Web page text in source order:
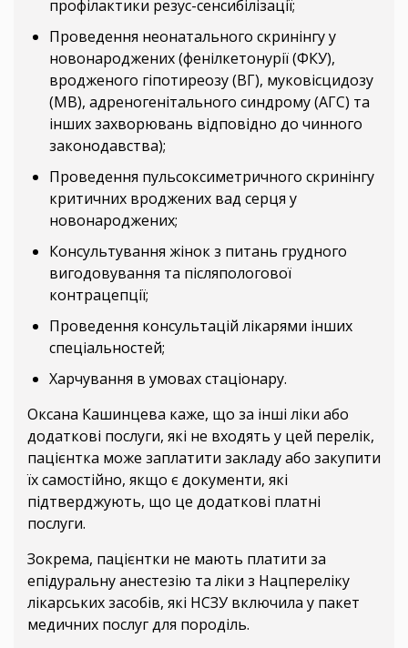
профілактики резус-сенсибілізації;
Проведення неонатального скринінгу у
новонароджених (фенілкетонурії (ФКУ),
вродженого гіпотиреозу (ВГ), муковісцидозу
(МВ), адреногенітального синдрому (АГС) та
інших захворювань відповідно до чинного
законодавства);
Проведення пульсоксиметричного скринінгу
критичних вроджених вад серця у
новонароджених;
Консультування жінок з питань грудного
вигодовування та післяпологової
контрацепції;
Проведення консультацій лікарями інших
спеціальностей;
Харчування в умовах стаціонару.
Оксана Кашинцева каже, що за інші ліки або
додаткові послуги, які не входять у цей перелік,
пацієнтка може заплатити закладу або закупити
їх самостійно, якщо є документи, які
підтверджують, що це додаткові платні
послуги.
Зокрема, пацієнтки не мають платити за
епідуральну анестезію та ліки з Нацпереліку
лікарських засобів, які НСЗУ включила у пакет
медичних послуг для породіль.